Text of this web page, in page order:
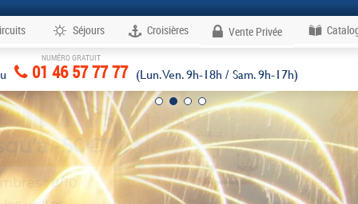
Séjours Croisières Vente Privée
NUMÉRO GRATUIT
01 46 57 77 77 (Lun. Ven. 9h-18h / Sam. 9h-17h)